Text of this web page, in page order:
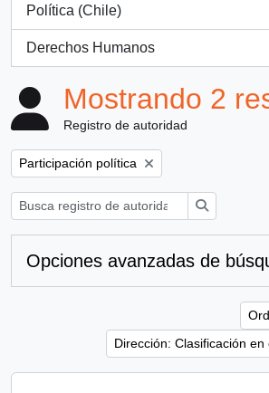
Política (Chile)
, 1 resultados
Derechos Humanos
, 1 resultados
Mostrando 2
Registro de autoridad
Remove filter:
Participación política
Opciones avanzadas de
Dirección: Clasificación